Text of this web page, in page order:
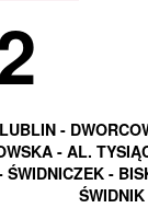
-
- AL.
ŚWIDNICZEK -